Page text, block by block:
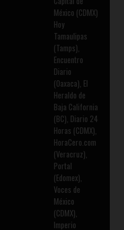
México (CDMX)
Hoy
Tamaulipas
(Tamps),
Encuentro
Diario
(Oaxaca), El
Heraldo de
Baja California
(BC), Diario 24
Horas (CDMX),
HoraCero.com
(Veracruz),
Portal
(Edomex),
Voces de
México
(CDMX),
Imperio